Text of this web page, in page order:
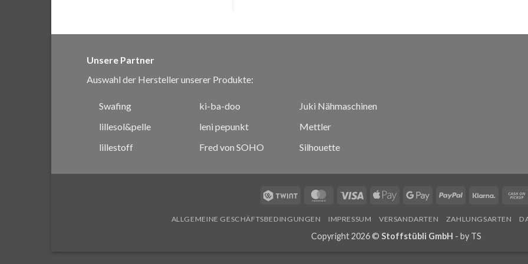
Unsere Partner
Auswahl der Hersteller unserer Produkte:
Swafing
lillesol&pelle
lillestoff
ki-ba-doo
leni pepunkt
Fred von SOHO
Juki Nähmaschinen
Mettler
Silhouette
Twint MasterCard
Visa
Apple
Google PayPal Klarna
ALLGEMEINE GESCHÄFTSBEDINGUNGEN IMPRESSUM VERSANDARTEN ZAHLUNGSARTEN
Copyright 2026 © Stoffstübli GmbH - by TS